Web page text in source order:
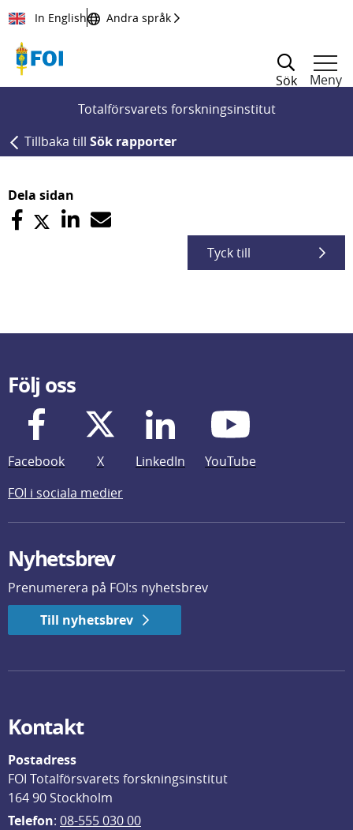
Till innehållet
In English Andra språk
Sök
Meny
Totalförsvarets forskningsinstitut
Tillbaka till Sök rapporter
Dela sidan
Tyck till
Följ oss
Facebook X LinkedIn
YouTube
FOI i sociala medier
Nyhetsbrev
Prenumerera på FOI:s nyhetsbrev
Till nyhetsbrev
Kontakt
Postadress
FOI Totalförsvarets forskningsinstitut
164 90 Stockholm
Telefon: 08-555 030 00